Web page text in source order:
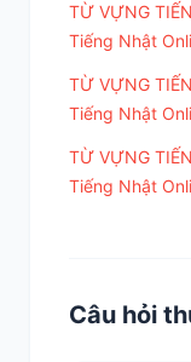
TỪ VỰNG
Tiếng Nhật
TỪ VỰNG
Tiếng Nhật
TỪ VỰNG
Tiếng Nhật
Câu hỏi